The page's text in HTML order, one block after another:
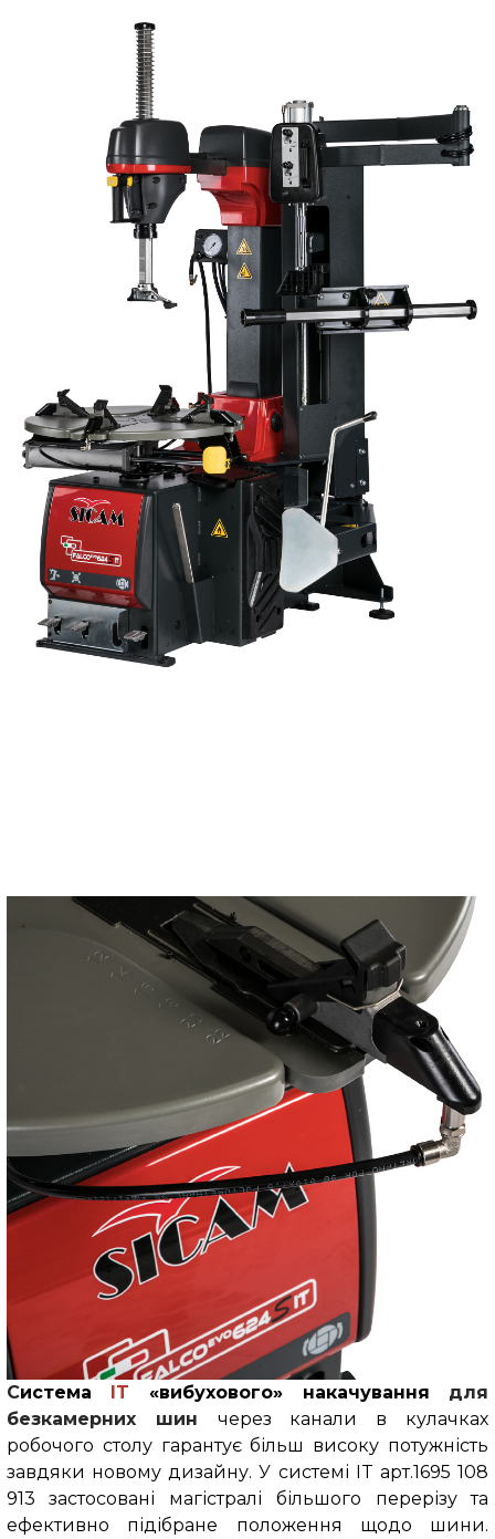
Система IT «вибухового» накачування для
безкамерних шин через канали в кулачках
робочого столу гарантує більш високу потужність
завдяки новому дизайну. У системі IT арт.1695 108
913 застосовані магістралі більшого перерізу та
ефективно підібране положення щодо шини.